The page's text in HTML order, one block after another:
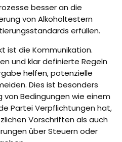
besser an die
von Alkoholtestern
erfüllen.
ist die Kommunikation.
und klar definierte Regeln
helfen, potenzielle
Dies ist besonders
Bedingungen wie einem
Partei Verpflichtungen hat,
Vorschriften als auch
über Steuern oder